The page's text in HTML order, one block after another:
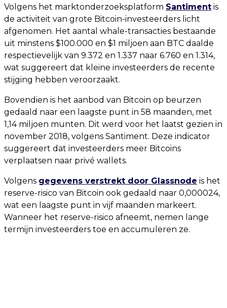
Volgens het marktonderzoeksplatform Santiment is
de activiteit van grote Bitcoin-investeerders licht
afgenomen. Het aantal whale-transacties bestaande
uit minstens $100.000 en $1 miljoen aan BTC daalde
respectievelijk van 9.372 en 1.337 naar 6.760 en 1.314,
wat suggereert dat kleine investeerders de recente
stijging hebben veroorzaakt.
Bovendien is het aanbod van Bitcoin op beurzen
gedaald naar een laagste punt in 58 maanden, met
1,14 miljoen munten. Dit werd voor het laatst gezien in
november 2018, volgens Santiment. Deze indicator
suggereert dat investeerders meer Bitcoins
verplaatsen naar privé wallets.
Volgens gegevens verstrekt door Glassnode is het
reserve-risico van Bitcoin ook gedaald naar 0,000024,
wat een laagste punt in vijf maanden markeert.
Wanneer het reserve-risico afneemt, nemen lange
termijn investeerders toe en accumuleren ze.